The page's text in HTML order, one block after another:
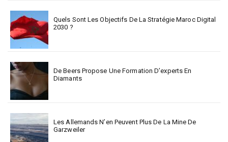
Quels Sont Les Objectifs De La Stratégie Maroc Digital
2030 ?
De Beers Propose Une Formation D’experts En
Diamants
Les Allemands N’en Peuvent Plus De La Mine De
Garzweiler